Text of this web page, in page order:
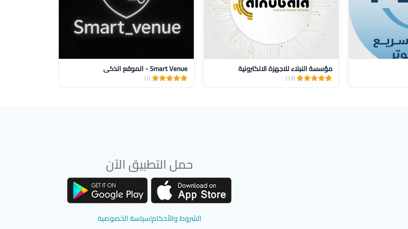
مؤسسة النبلاء للاجهزة الالكترونية
(13)
Smart Venue - الموقع الذكي
(1)
حمل التطبيق الآن
الشروط والأحكام|سياسة الخصوصية